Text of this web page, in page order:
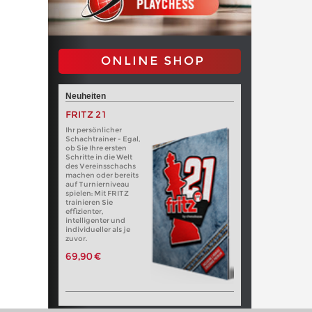
ONLINE SHOP
Neuheiten
FRITZ 21
Ihr persönlicher
Schachtrainer - Egal,
ob Sie Ihre ersten
Schritte in die Welt
des Vereinsschachs
machen oder bereits
auf Turnierniveau
spielen: Mit FRITZ
trainieren Sie
effizienter,
intelligenter und
individueller als je
zuvor.
69,90 €